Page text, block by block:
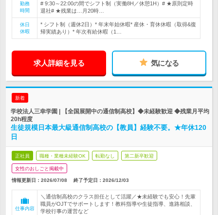
勤務
時間
# 9:30～22:00の間でシフト制（実働8H／休憩1H）# ★原則定時
退社# ★残業は…月20時…
休日
休暇
* シフト制（週休2日）* 年末年始休暇* 産休・育休休暇（取得&復
帰実績あり）* 年次有給休暇（1…
求人詳細を見る 気になる
新着
学校法人三幸学園 | 【全国展開中の通信制高校】◆未経験歓迎 ◆残業月平均
20h程度
生徒規模日本最大級通信制高校の【教員】経験不要。★年休120
日
正社員 職種・業種未経験OK 転勤なし 第二新卒歓迎
女性のおしごと掲載中
情報更新日：2026/07/08 終了予定日： 2026/12/03
仕事内容
＼通信制高校のクラス担任として活躍／★未経験でも安心！先輩
職員がOJTでサポートします！教科指導や生徒指導、進路相談、
学校行事の運営など